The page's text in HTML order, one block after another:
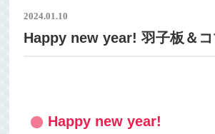
2024.01.10
Happy new year! 羽子板＆
Happy new year!